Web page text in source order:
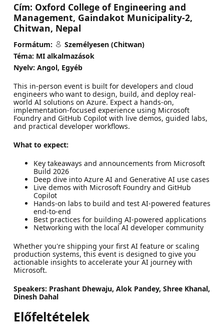
Cím: Oxford College of Engineering and
Management, Gaindakot Municipality-2,
Chitwan, Nepal
Formátum:
Személyesen (Chitwan)
Téma: MI alkalmazások
Nyelv: Angol, Egyéb
This in-person event is built for developers and cloud
engineers who want to design, build, and deploy real-
world AI solutions on Azure. Expect a hands-on,
implementation-focused experience using Microsoft
Foundry and GitHub Copilot with live demos, guided labs,
and practical developer workflows.
What to expect:
Key takeaways and announcements from Microsoft
Build 2026
Deep dive into Azure AI and Generative AI use cases
Live demos with Microsoft Foundry and GitHub
Copilot
Hands-on labs to build and test AI-powered features
end-to-end
Best practices for building AI-powered applications
Networking with the local AI developer community
Whether you're shipping your first AI feature or scaling
production systems, this event is designed to give you
actionable insights to accelerate your AI journey with
Microsoft.
Speakers: Prashant Dhewaju, Alok Pandey, Shree Khanal,
Dinesh Dahal
Előfeltételek